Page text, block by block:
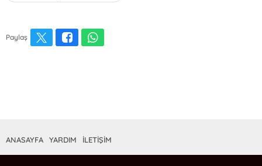
Paylaş
ANASAYFA YARDIM İLETİŞİM